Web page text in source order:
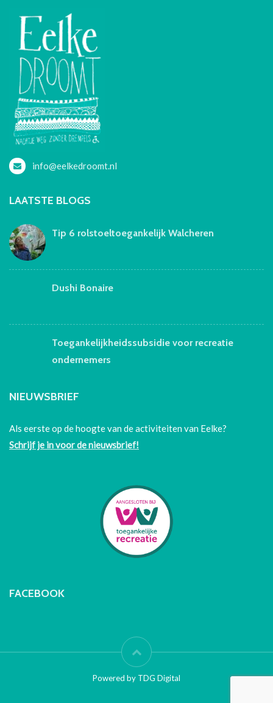
info@eelkedroomt.nl
LAATSTE BLOGS
Tip 6 rolstoeltoegankelijk Walcheren
Dushi Bonaire
Toegankelijkheidssubsidie voor recreatie
ondernemers
NIEUWSBRIEF
Als eerste op de hoogte van de activiteiten van Eelke?
Schrijf je in voor de nieuwsbrief!
FACEBOOK
Powered by TDG Digital